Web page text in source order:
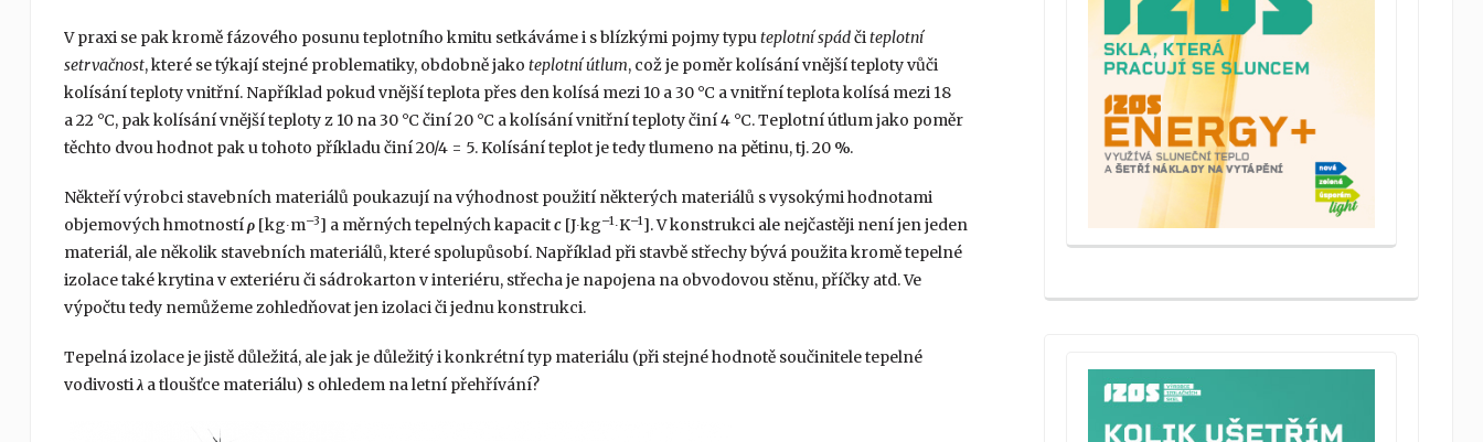
V praxi se pak kromě fázového posunu teplotního kmitu setkáváme i s blízkými pojmy typuteplotní spádčiteplotní
setrvačnost, které se týkají stejné problematiky, obdobně jako teplotní útlum, což je poměr kolísání vnější teploty vůči
kolísání teploty vnitřní. Například pokud vnější teplota přes den kolísá mezi 10 a 30 °C a vnitřní teplota kolísá mezi 18
a 22 °C, pak kolísání vnější teploty z 10 na 30 °C činí 20 °C a kolísání vnitřní teploty činí 4 °C. Teplotní útlum jako poměr
těchto dvou hodnot pak u tohoto příkladu činí 20/4 = 5. Kolísání teplot je tedy tlumeno na pětinu, tj. 20 %.
Někteří výrobci stavebních materiálů poukazují na výhodnost použití některých materiálů s vysokými hodnotami
objemových hmotnostíρ[kg∙m–3] a měrných tepelných kapacitc[J∙kg–1∙K–1]. V konstrukci ale nejčastěji není jen jeden
materiál, ale několik stavebních materiálů, které spolupůsobí. Například při stavbě střechy bývá použita kromě tepelné
izolace také krytina v exteriéru či sádrokarton v interiéru, střecha je napojena na obvodovou stěnu, příčky atd. Ve
výpočtu tedy nemůžeme zohledňovat jen izolaci či jednu konstrukci.
Tepelná izolace je jistě důležitá, ale jak je důležitý i konkrétní typ materiálu (při stejné hodnotě součinitele tepelné
vodivostiλa tloušťce materiálu) s ohledem na letní přehřívání?